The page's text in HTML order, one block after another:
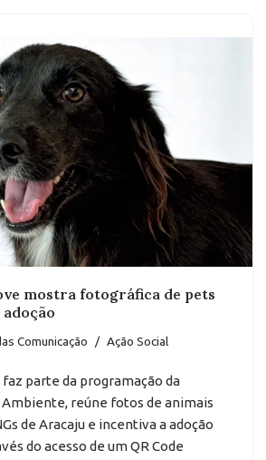
mostra fotográfica de pets
Comunicação Ação Social
faz parte da programação da
Ambiente, reúne fotos de animais
de Aracaju e incentiva a adoção
do acesso de um QR Code